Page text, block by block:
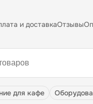
и доставкаОтзывы
для кафе